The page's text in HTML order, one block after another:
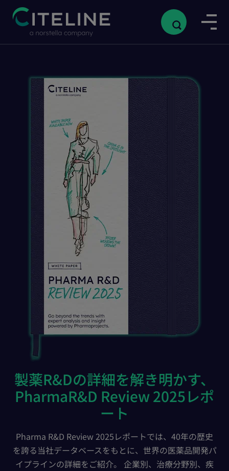
製薬R&Dの詳細を解き明かす、
PharmaR&D Review 2025レポ
ート
Pharma R&D Review 2025レポートでは、40年の歴史
を誇る当社データベースをもとに、世界の医薬品開発パ
イプラインの詳細をご紹介。 企業別、治療分野別、疾